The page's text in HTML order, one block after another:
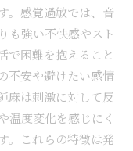
。感覚過敏では、音
も強い不快感やスト
で困難を抱えること
不安や避けたい感情
麻は刺激に対して反
温度変化を感じにく
。これらの特徴は発